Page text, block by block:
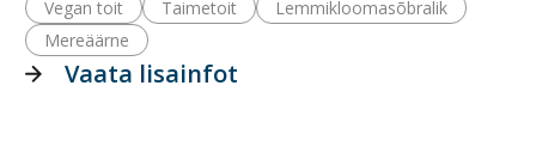
Vegan toit Taimetoit
Lemmikloomasõbralik
Mereäärne
Vaata lisainfot